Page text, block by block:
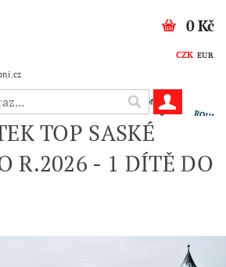
CZK EUR
0 Kč
TOP SASKÉ
R.2026 - 1 DÍTĚ DO